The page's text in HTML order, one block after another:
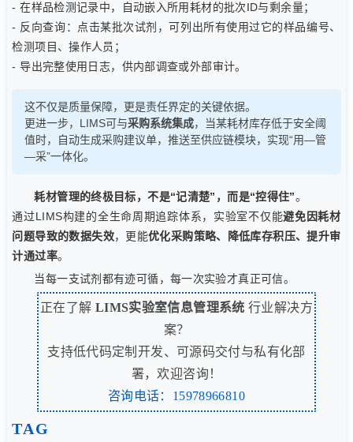
- 在样品检测记录中，自动嵌入所用耗材的批次ID与剩余量；
- 反向查询：点击某批次试剂，可列出所有使用过它的样品编号、
检测项目、操作人员；
- 导出完整使用日志，供内部调查或外部审计。
这不仅是质量保障，更是责任界定的关键依据。
更进一步，LIMS可与采购系统集成，当某耗材库存低于安全阈
值时，自动生成采购建议单，推送至供应链模块，实现“用—管
—采”一体化。
耗材管理的终极目标，不是“记清楚”，而是“控得住”。
通过LIMS构建的全生命周期追踪体系，实验室不仅能避免因耗材
问题导致的数据失效，更能优化采购策略、降低库存积压、提升审
计通过率。
当每一支试剂都有迹可循，每一次实验才真正可信。
正在了解 LIMS实验室信息管理系统 行业解决方
案？
支持低代码定制开发、可源码交付与私有化部
署，欢迎咨询！
咨询电话：15978966810
TAG